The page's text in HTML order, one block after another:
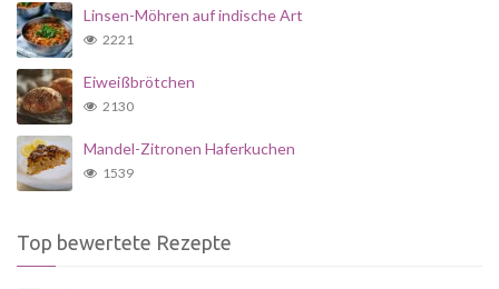
Linsen-Möhren auf indische Art
2221
Eiweißbrötchen
2130
Mandel-Zitronen Haferkuchen
1539
Top bewertete Rezepte